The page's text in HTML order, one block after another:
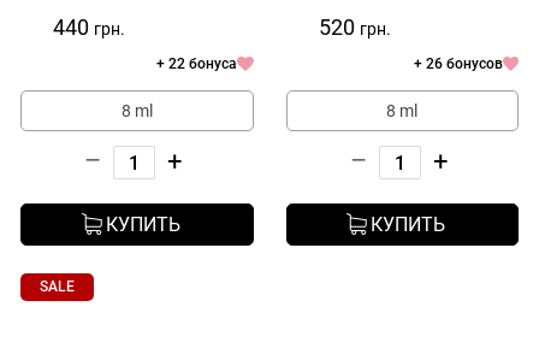
440 грн.
+ 22 бонуса
8 ml
– +
КУПИТЬ
520 грн.
+ 26 бонусов
8 ml
– +
КУПИТЬ
SALE